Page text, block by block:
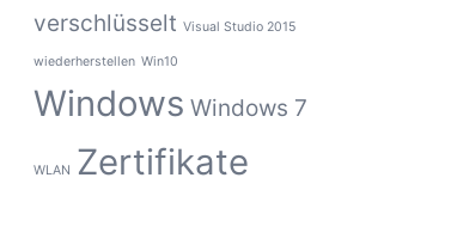
verschlüsselt Visual Studio 2015
wiederherstellen Win10
Windows Windows 7
WLAN Zertifikate